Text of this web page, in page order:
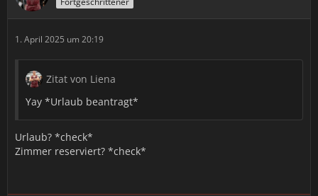
1. April 2025 um 20:19
Zitat von Liena
Yay *Urlaub beantragt*
Urlaub? *check*
Zimmer reserviert? *check*